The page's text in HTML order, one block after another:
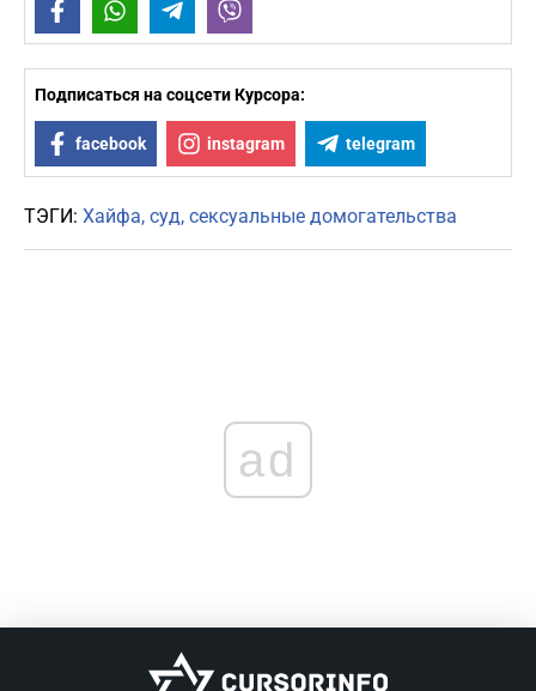
FacebookWhatsAppTelegram
Подписаться на соцсети Курсора:
facebook instagram telegram
ТЭГИ: Хайфа суд сексуальные домогательства
ad